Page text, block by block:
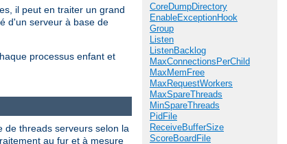
il peut en traiter un grand
d'un serveur à base de
processus enfant et
CoreDumpDirectory
EnableExceptionHook
Group
Listen
ListenBacklog
MaxConnectionsPerChild
MaxMemFree
MaxRequestWorkers
MaxSpareThreads
MinSpareThreads
PidFile
ReceiveBufferSize
ScoreBoardFile
de threads serveurs selon la
au fur et à mesure